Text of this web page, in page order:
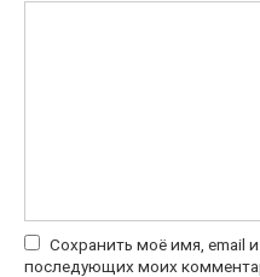
Сохранить моё имя, email
последующих моих